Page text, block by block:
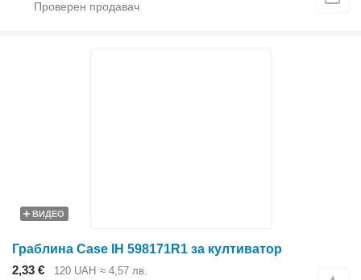
ВИДЕО
Граблина Case IH 598171R1 за култиватор
2,33 €
120 UAH ≈ 4,57 лв.